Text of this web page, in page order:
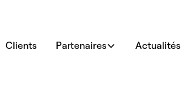
Clients Partenaires Actualités